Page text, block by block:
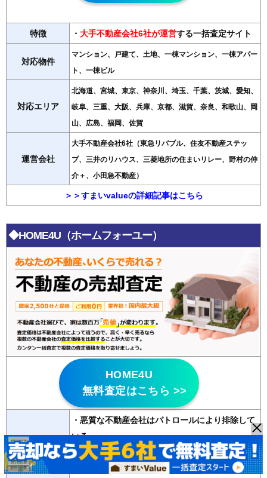
特徴 ・ 大手不動産会社6社が運営する一括査定サイト
対応物件
マンション、戸建て、土地、一棟マンション、一棟アパー
ト、一棟ビル
対応エリア
北海道、宮城、東京、神奈川、埼玉、千葉、茨城、愛知、
岐阜、三重、大阪、兵庫、京都、滋賀、奈良、和歌山、岡
山、広島、福岡、佐賀
運営会社
大手不動産会社6社（東急リバブル、住友不動産ステッ
プ、三井のリハウス、三菱地所の住まいリレー、野村の仲
介＋、小田急不動産）
＞＞すまいvalueの詳細記事はこちら
◆HOME4U（ホームフォーユー）
HOME4U
無料査定はこちら >>
特徴
・悪質な不動産会社はパトロールにより排除して
いる
・ 20年以上の運営歴 があり信頼性が高い
・2500社の登録会社から最大6社の査定が無料で